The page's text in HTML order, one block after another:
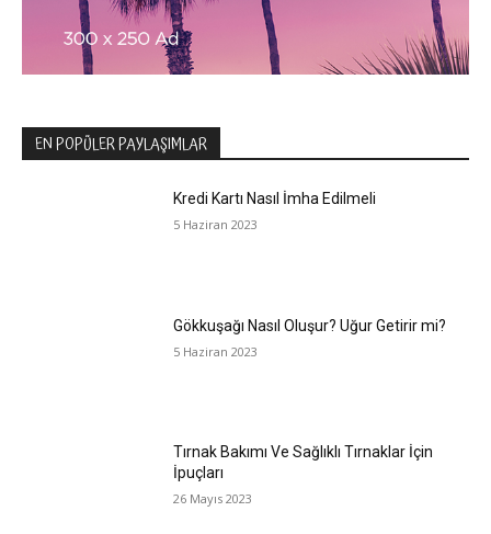
EN POPÜLER PAYLAŞIMLAR
Kredi Kartı Nasıl İmha Edilmeli
5 Haziran 2023
Gökkuşağı Nasıl Oluşur? Uğur Getirir mi?
5 Haziran 2023
Tırnak Bakımı Ve Sağlıklı Tırnaklar İçin
İpuçları
26 Mayıs 2023